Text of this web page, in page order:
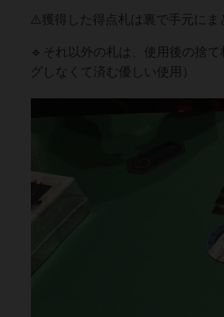
⚠️獲得した得点札は裏で手元にま
🔹それ以外の札は、使用後の捨
グしなくて済む優しい使用）